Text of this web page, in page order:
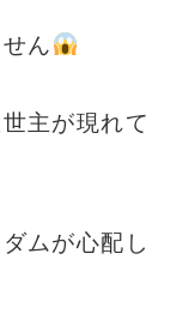
ん
主が現れて
ムが心配し